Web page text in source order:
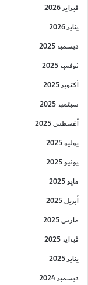
فبراير 2026
يناير 2026
ديسمبر 2025
نوفمبر 2025
أكتوبر 2025
سبتمبر 2025
أغسطس 2025
يوليو 2025
يونيو 2025
مايو 2025
أبريل 2025
مارس 2025
فبراير 2025
يناير 2025
ديسمبر 2024